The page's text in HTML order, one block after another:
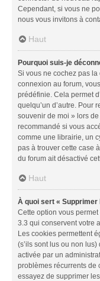
Cependant, si vous ne
nous vous invitons à
Haut
Pourquoi suis-je
Si vous ne cochez pas
connexion au forum,
prédéfinie. Cela permet
quelqu’un d’autre. Pour
souvenir de moi » lors
recommandé si vous
comme une librairie, un
pas à trouver cette case
du forum ait désactivé
Haut
À quoi sert « Supprimer
Cette option vous
3.3 qui conservent votre
Les cookies permettent
(s’ils sont lus ou non
activée par un
problèmes récurrents de
essayez de supprimer